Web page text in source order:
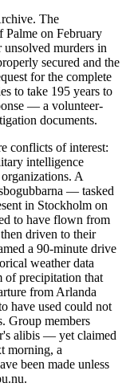
The
Palme on February
unsolved murders in
secured and the
for the complete
to take 195 years to
— a volunteer-
documents.
conflicts of interest:
intelligence
A
— tasked
in Stockholm on
to have flown from
driven to their
a 90-minute drive
weather data
of precipitation that
from Arlanda
have used could not
Group members
alibis — yet claimed
morning, a
been made unless